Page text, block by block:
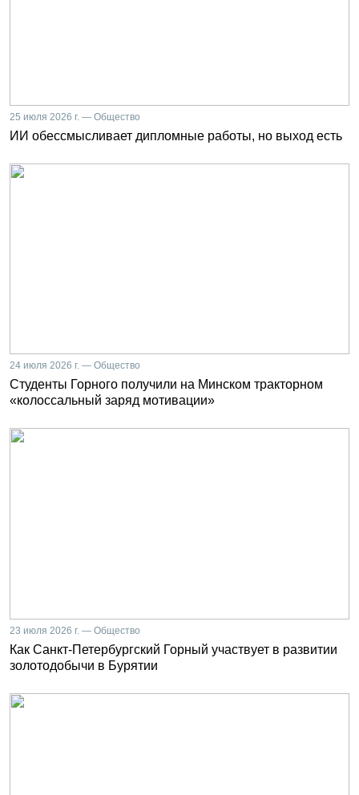
25 июля 2026 г. — Общество
ИИ обессмысливает дипломные работы, но выход есть
24 июля 2026 г. — Общество
Студенты Горного получили на Минском тракторном
«колоссальный заряд мотивации»
23 июля 2026 г. — Общество
Как Санкт-Петербургский Горный участвует в развитии
золотодобычи в Бурятии